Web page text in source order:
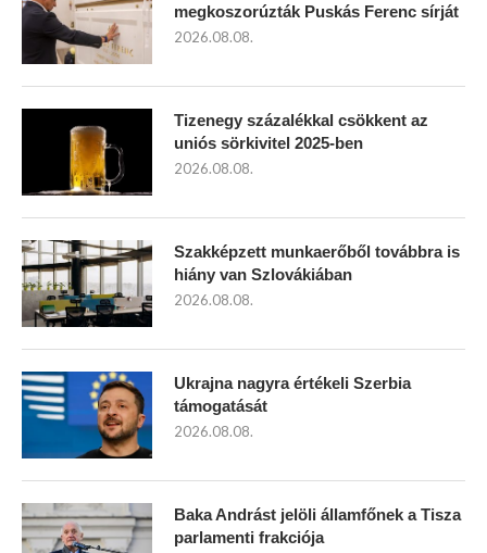
megkoszorúzták Puskás Ferenc sírját
2026.08.08.
Tizenegy százalékkal csökkent az
uniós sörkivitel 2025-ben
2026.08.08.
Szakképzett munkaerőből továbbra is
hiány van Szlovákiában
2026.08.08.
Ukrajna nagyra értékeli Szerbia
támogatását
2026.08.08.
Baka Andrást jelöli államfőnek a Tisza
parlamenti frakciója